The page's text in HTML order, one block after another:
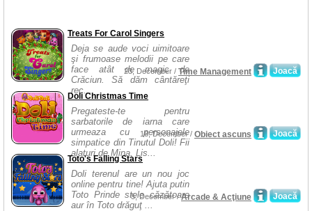
Treats For Carol Singers
Deja se aude voci uimitoare
şi frumoase melodii pe care
face atât de magic de
Crăciun. Să dăm cântăreţi
rec...
Joacă
23, December / Time Management
Doli Christmas Time
Pregateste-te pentru
sarbatorile de iarna care
urmeaza cu personajele
simpatice din Tinutul Doli! Fii
alaturi de Mina, Lis...
Joacă
18, December / Obiect ascuns
Toto's Falling Stars
Doli terenul are un nou joc
online pentru tine! Ajuta putin
Toto Prinde stele căzătoare
aur în Toto drăguţ ...
Joacă
5, December /Arcade & Acţiune